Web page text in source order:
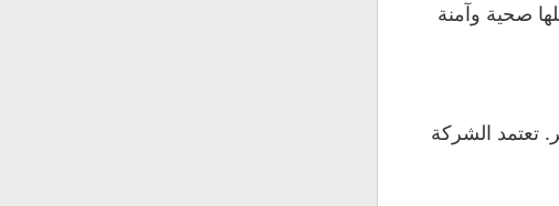
صحية وآمنة
تعتمد الشركة